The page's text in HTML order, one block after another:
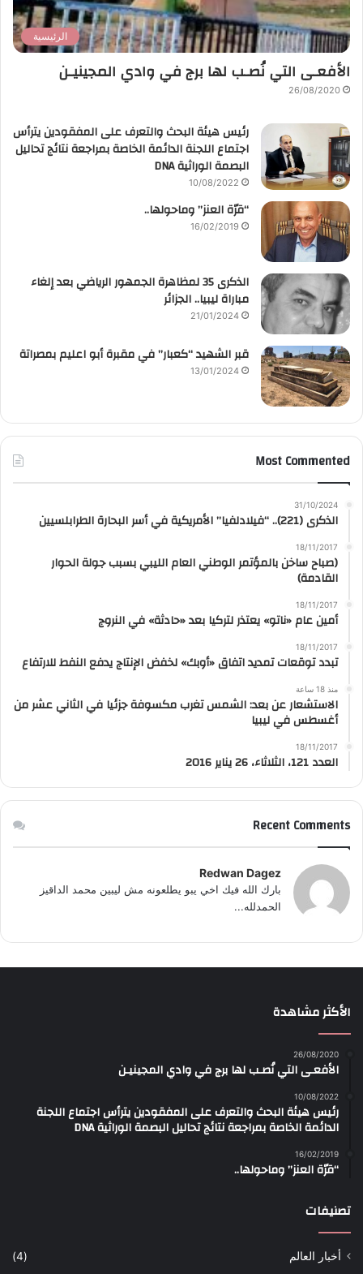
الرئيسية
الأفعـى التي نُصـب لها برج في وادي المجينيـن
26/08/2020
رئيس هيئة البحث والتعرف على المفقودين يترأس
اجتماع اللجنة الدائمة الخاصة بمراجعة نتائج تحاليل
البصمة الوراثية DNA
10/08/2022
“قرّة العنز” وماحولها..
16/02/2019
الذكرى 35 لمظاهرة الجمهور الرياضي بعد إلغاء
مباراة ليبيا.. الجزائر
21/01/2024
قبر الشهيد “كعبار” في مقبرة أبو اعليم بمصراتة
13/01/2024
Most Commented
31/10/2024
الذكرى (221).. “فيلادلفيا” الأمريكية في أسر البحارة الطرابلسيين
18/11/2017
(صباح ساخن بالمؤتمر الوطني العام الليبي بسبب جولة الحوار
القادمة)
18/11/2017
أمين عام «ناتو» يعتذر لتركيا بعد «حادثة» في النروج
18/11/2017
تبدد توقعات تمديد اتفاق «أوبك» لخفض الإنتاج يدفع النفط للارتفاع
منذ 18 ساعة
الاستشعار عن بعد: الشمس تغرب مكسوفة جزئيا في الثاني عشر من
أغسطس في ليبيا
18/11/2017
العدد 121، الثلاثاء، 26 يناير 2016
Recent Comments
Redwan Dagez
بارك الله فيك اخي يبو يطلعونه مش ليبين محمد الداقيز
الحمدلله...
الأكثر مشاهدة
26/08/2020
الأفعـى التي نُصـب لها برج في وادي المجينيـن
10/08/2022
رئيس هيئة البحث والتعرف على المفقودين يترأس اجتماع اللجنة
الدائمة الخاصة بمراجعة نتائج تحاليل البصمة الوراثية DNA
16/02/2019
“قرّة العنز” وماحولها..
تصنيفات
أخبار العالم
(4)